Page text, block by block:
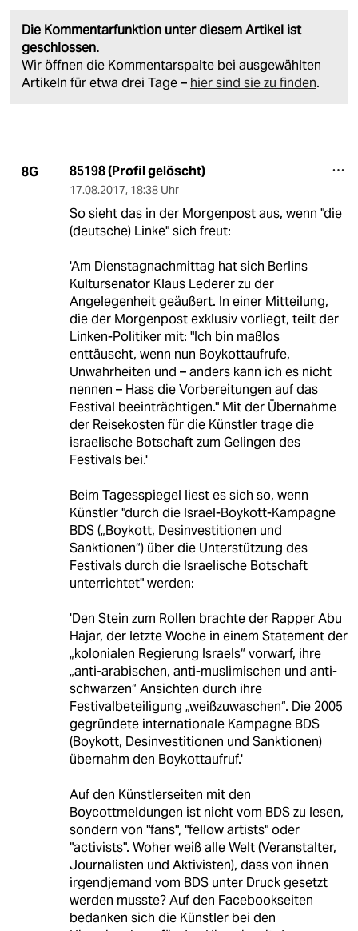
Die Kommentarfunktion unter diesem Artikel ist
geschlossen.
Wir öffnen die Kommentarspalte bei ausgewählten
Artikeln für etwa drei Tage – hier sind sie zu finden.
8G 85198 (Profil gelöscht)
17.08.2017, 18:38 Uhr
So sieht das in der Morgenpost aus, wenn "die
(deutsche) Linke" sich freut:
'Am Dienstagnachmittag hat sich Berlins
Kultursenator Klaus Lederer zu der
Angelegenheit geäußert. In einer Mitteilung,
die der Morgenpost exklusiv vorliegt, teilt der
Linken-Politiker mit: "Ich bin maßlos
enttäuscht, wenn nun Boykottaufrufe,
Unwahrheiten und – anders kann ich es nicht
nennen – Hass die Vorbereitungen auf das
Festival beeinträchtigen." Mit der Übernahme
der Reisekosten für die Künstler trage die
israelische Botschaft zum Gelingen des
Festivals bei.'
Beim Tagesspiegel liest es sich so, wenn
Künstler "durch die Israel-Boykott-Kampagne
BDS („Boykott, Desinvestitionen und
Sanktionen“) über die Unterstützung des
Festivals durch die Israelische Botschaft
unterrichtet" werden:
'Den Stein zum Rollen brachte der Rapper Abu
Hajar, der letzte Woche in einem Statement der
„kolonialen Regierung Israels“ vorwarf, ihre
„anti-arabischen, anti-muslimischen und anti-
schwarzen“ Ansichten durch ihre
Festivalbeteiligung „weißzuwaschen“. Die 2005
gegründete internationale Kampagne BDS
(Boykott, Desinvestitionen und Sanktionen)
übernahm den Boykottaufruf.'
Auf den Künstlerseiten mit den
Boycottmeldungen ist nicht vom BDS zu lesen,
sondern von "fans", "fellow artists" oder
"activists". Woher weiß alle Welt (Veranstalter,
Journalisten und Aktivisten), dass von ihnen
irgendjemand vom BDS unter Druck gesetzt
werden musste? Auf den Facebookseiten
bedanken sich die Künstler bei den